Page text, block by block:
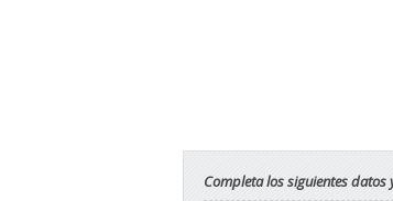
Completa los siguientes